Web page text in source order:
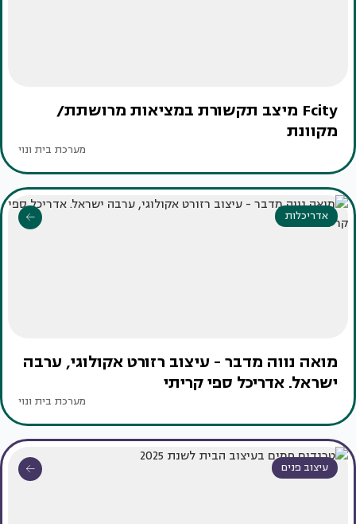
Fcity מיצב תקשורת במציאות מרושתת/
מקוונת
מערכת בית ונוי
אדריכלות
מואה נווה מדבר - עיצוב רזורט אקולוגי, ערבה
ישראל. אדריכל ספי קריתי
מערכת בית ונוי
עיצוב פנים